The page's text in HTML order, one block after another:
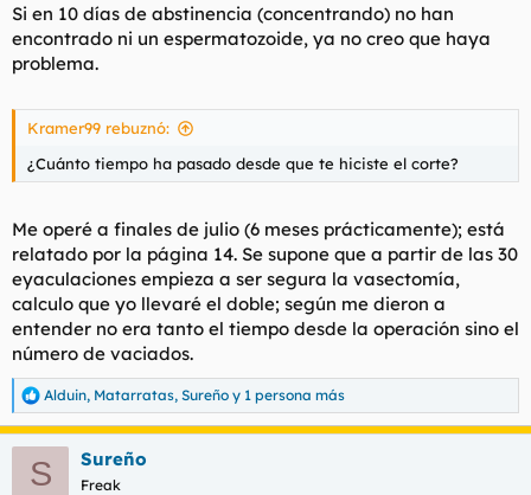
Si en 10 días de abstinencia (concentrando) no han
encontrado ni un espermatozoide, ya no creo que haya
problema.
Kramer99 rebuznó:
¿Cuánto tiempo ha pasado desde que te hiciste el corte?
Me operé a finales de julio (6 meses prácticamente); está
relatado por la página 14. Se supone que a partir de las 30
eyaculaciones empieza a ser segura la vasectomía,
calculo que yo llevaré el doble; según me dieron a
entender no era tanto el tiempo desde la operación sino el
número de vaciados.
R
e
a
Alduin, Matarratas, Sureño y 1 persona más
S Sureño
Freak